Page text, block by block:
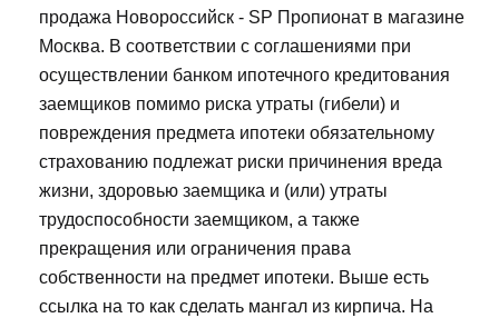
продажа Новороссийск - SP Пропионат в магазине
Москва. В соответствии с соглашениями при
осуществлении банком ипотечного кредитования
заемщиков помимо риска утраты (гибели) и
повреждения предмета ипотеки обязательному
страхованию подлежат риски причинения вреда
жизни, здоровью заемщика и (или) утраты
трудоспособности заемщиком, а также
прекращения или ограничения права
собственности на предмет ипотеки. Выше есть
ссылка на то как сделать мангал из кирпича. На